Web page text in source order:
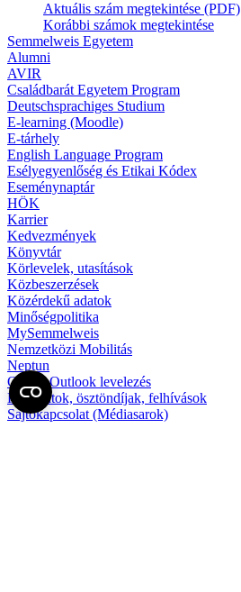
Aktuális szám megtekintése (PDF)
Korábbi számok megtekintése
Semmelweis Egyetem
Alumni
AVIR
Családbarát Egyetem Program
Deutschsprachiges Studium
E-learning (Moodle)
E-tárhely
English Language Program
Esélyegyenlőség és Etikai Kódex
Eseménynaptár
HÖK
Karrier
Kedvezmények
Könyvtár
Körlevelek, utasítások
Közbeszerzések
Közérdekű adatok
Minőségpolitika
MySemmelweis
Nemzetközi Mobilitás
Neptun
Online Outlook levelezés
Pályázatok, ösztöndíjak, felhívások
Sajtókapcsolat (Médiasarok)